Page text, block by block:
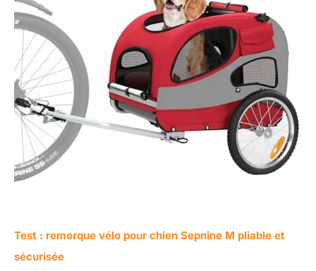
Test : remorque vélo pour chien Sepnine M pliable et
sécurisée